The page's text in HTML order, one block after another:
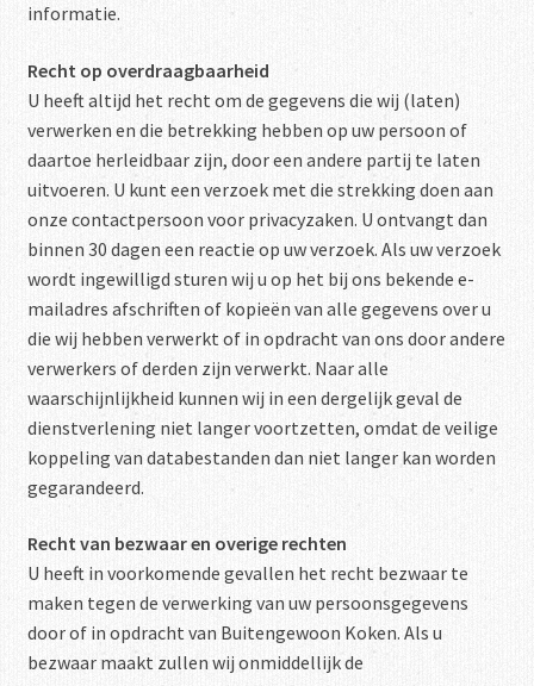
informatie.
Recht op overdraagbaarheid
U heeft altijd het recht om de gegevens die wij (laten)
verwerken en die betrekking hebben op uw persoon of
daartoe herleidbaar zijn, door een andere partij te laten
uitvoeren. U kunt een verzoek met die strekking doen aan
onze contactpersoon voor privacyzaken. U ontvangt dan
binnen 30 dagen een reactie op uw verzoek. Als uw verzoek
wordt ingewilligd sturen wij u op het bij ons bekende e-
mailadres afschriften of kopieën van alle gegevens over u
die wij hebben verwerkt of in opdracht van ons door andere
verwerkers of derden zijn verwerkt. Naar alle
waarschijnlijkheid kunnen wij in een dergelijk geval de
dienstverlening niet langer voortzetten, omdat de veilige
koppeling van databestanden dan niet langer kan worden
gegarandeerd.
Recht van bezwaar en overige rechten
U heeft in voorkomende gevallen het recht bezwaar te
maken tegen de verwerking van uw persoonsgegevens
door of in opdracht van Buitengewoon Koken. Als u
bezwaar maakt zullen wij onmiddellijk de